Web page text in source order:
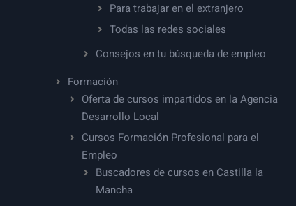
Para trabajar en el extranjero
Todas las redes sociales
Consejos en tu búsqueda de empleo
Formación
Oferta de cursos impartidos en la Agencia
Desarrollo Local
Cursos Formación Profesional para el
Empleo
Buscadores de cursos en Castilla la
Mancha